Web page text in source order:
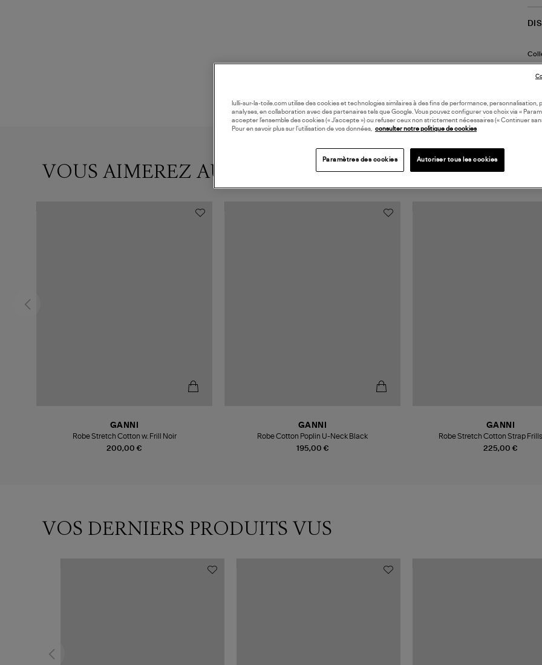
VOUS AIMEREZ AUSSI
200,00 €
GANNI
Robe Stretch Cotton w. Frill Noir
195,00 €
GANNI
Robe Cotton Poplin U-Neck Black
225,00 €
GANNI
Robe Stretch Cotton Strap
VOS DERNIERS PRODUITS VUS
lulli-sur-la-toile.com utilise des cookies et technologies similaires à des fins de performance, personnalisation,
analyses, en collaboration avec des partenaires tels que Google. Vous pouvez configurer vos choix via «
accepter l’ensemble des cookies (« J’accepte ») ou refuser ceux non strictement nécessaires (« Continuer
Pour en savoir plus sur l’utilisation de vos données,
consulter notre politique de cookies
Paramètres des cookies Autoriser tous les cookies